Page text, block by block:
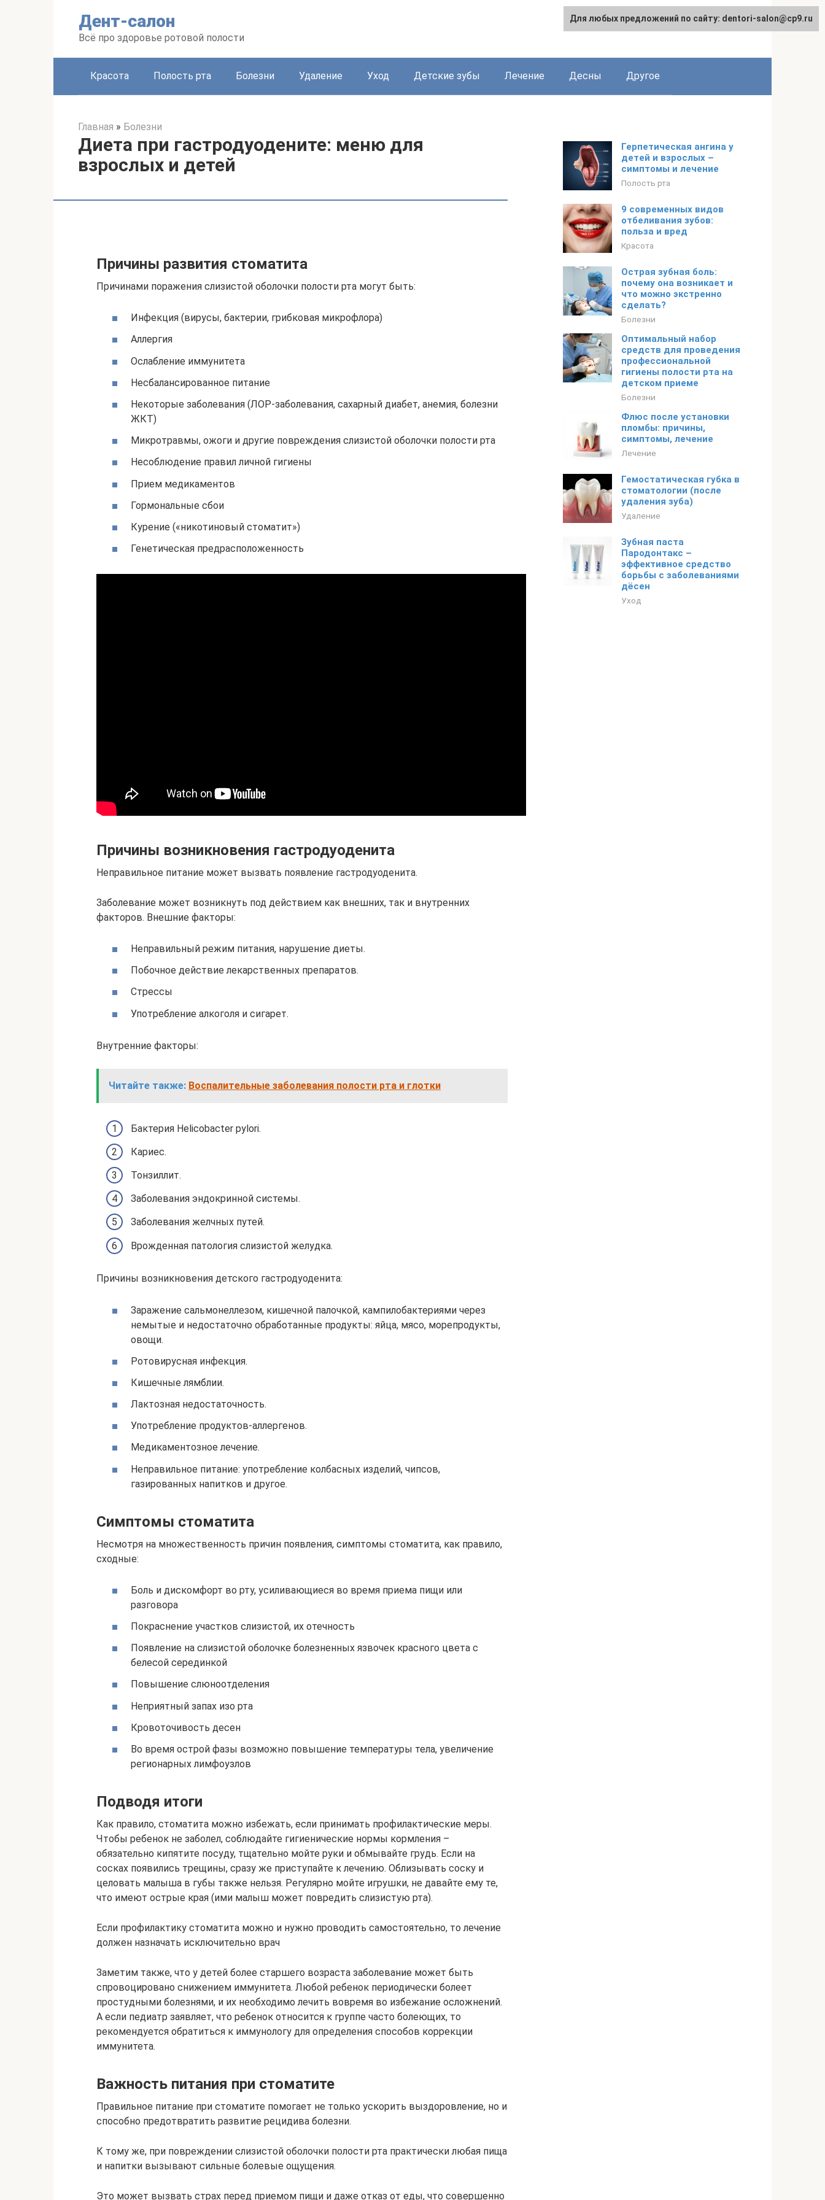
Дент-салон
Всё про здоровье ротовой полости
Красота Полость рта Болезни Удаление Уход Детские зубы Лечение Десны Другое
Главная » Болезни
Диета при гастродуодените: меню для
взрослых и детей
Причины развития стоматита
Причинами поражения слизистой оболочки полости рта могут быть:
Инфекция (вирусы, бактерии, грибковая микрофлора)
Аллергия
Ослабление иммунитета
Несбалансированное питание
Некоторые заболевания (ЛОР-заболевания, сахарный диабет, анемия, болезни
ЖКТ)
Микротравмы, ожоги и другие повреждения слизистой оболочки полости рта
Несоблюдение правил личной гигиены
Прием медикаментов
Гормональные сбои
Курение («никотиновый стоматит»)
Генетическая предрасположенность
Причины возникновения гастродуоденита
Неправильное питание может вызвать появление гастродуоденита.
Заболевание может возникнуть под действием как внешних, так и внутренних
факторов. Внешние факторы:
Неправильный режим питания, нарушение диеты.
Побочное действие лекарственных препаратов.
Стрессы
Употребление алкоголя и сигарет.
Внутренние факторы:
Читайте также: Воспалительные заболевания полости рта и глотки
Бактерия Helicobacter pylori.
Кариес.
Тонзиллит.
Заболевания эндокринной системы.
Заболевания желчных путей.
Врожденная патология слизистой желудка.
Причины возникновения детского гастродуоденита:
Заражение сальмонеллезом, кишечной палочкой, кампилобактериями через
немытые и недостаточно обработанные продукты: яйца, мясо, морепродукты,
овощи.
Ротовирусная инфекция.
Кишечные лямблии.
Лактозная недостаточность.
Употребление продуктов-аллергенов.
Медикаментозное лечение.
Неправильное питание: употребление колбасных изделий, чипсов,
газированных напитков и другое.
Симптомы стоматита
Несмотря на множественность причин появления, симптомы стоматита, как правило,
сходные:
Боль и дискомфорт во рту, усиливающиеся во время приема пищи или
разговора
Покраснение участков слизистой, их отечность
Появление на слизистой оболочке болезненных язвочек красного цвета с
белесой серединкой
Повышение слюноотделения
Неприятный запах изо рта
Кровоточивость десен
Во время острой фазы возможно повышение температуры тела, увеличение
регионарных лимфоузлов
Подводя итоги
Как правило, стоматита можно избежать, если принимать профилактические меры.
Чтобы ребенок не заболел, соблюдайте гигиенические нормы кормления –
обязательно кипятите посуду, тщательно мойте руки и обмывайте грудь. Если на
сосках появились трещины, сразу же приступайте к лечению. Облизывать соску и
целовать малыша в губы также нельзя. Регулярно мойте игрушки, не давайте ему те,
что имеют острые края (ими малыш может повредить слизистую рта).
Если профилактику стоматита можно и нужно проводить самостоятельно, то лечение
должен назначать исключительно врач
Заметим также, что у детей более старшего возраста заболевание может быть
спровоцировано снижением иммунитета. Любой ребенок периодически болеет
простудными болезнями, и их необходимо лечить вовремя во избежание осложнений.
А если педиатр заявляет, что ребенок относится к группе часто болеющих, то
рекомендуется обратиться к иммунологу для определения способов коррекции
иммунитета.
Важность питания при стоматите
Правильное питание при стоматите помогает не только ускорить выздоровление, но и
способно предотвратить развитие рецидива болезни.
К тому же, при повреждении слизистой оболочки полости рта практически любая пища
и напитки вызывают сильные болевые ощущения.
Это может вызвать страх перед приемом пищи и даже отказ от еды, что совершенно
Герпетическая ангина у
детей и взрослых –
симптомы и лечение
Полость рта
9 современных видов
отбеливания зубов:
польза и вред
Красота
Острая зубная боль:
почему она возникает и
что можно экстренно
сделать?
Болезни
Оптимальный набор
средств для проведения
профессиональной
гигиены полости рта на
детском приеме
Болезни
Флюс после установки
пломбы: причины,
симптомы, лечение
Лечение
Гемостатическая губка в
стоматологии (после
удаления зуба)
Удаление
Зубная паста
Пародонтакс –
эффективное средство
борьбы с заболеваниями
дёсен
Уход
Для любых предложений по сайту: dentori-salon@cp9.ru